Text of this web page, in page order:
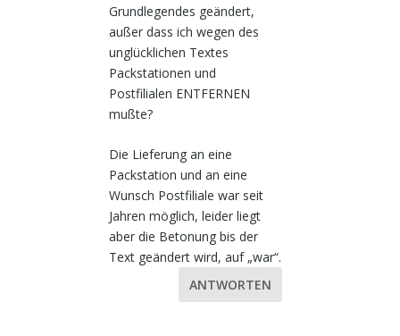
Grundlegendes geändert,
außer dass ich wegen des
unglücklichen Textes
Packstationen und
Postfilialen ENTFERNEN
mußte?
Die Lieferung an eine
Packstation und an eine
Wunsch Postfiliale war seit
Jahren möglich, leider liegt
aber die Betonung bis der
Text geändert wird, auf „war“.
ANTWORTEN